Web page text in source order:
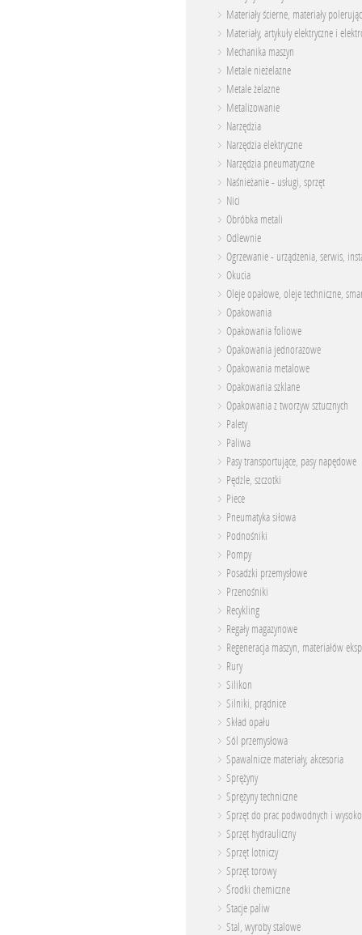
Materiały ścierne, materiały
Materiały, artykuły elektryczne i
Mechanika maszyn
Metale nieżelazne
Metale żelazne
Metalizowanie
Narzędzia
Narzędzia elektryczne
Narzędzia pneumatyczne
Naśnieżanie - usługi, sprzęt
Nici
Obróbka metali
Odlewnie
Ogrzewanie - urządzenia, serwis,
Okucia
Oleje opałowe, oleje techniczne,
Opakowania
Opakowania foliowe
Opakowania jednorazowe
Opakowania metalowe
Opakowania szklane
Opakowania z tworzyw sztucznych
Palety
Paliwa
Pasy transportujące, pasy napędowe
Pędzle, szczotki
Piece
Pneumatyka siłowa
Podnośniki
Pompy
Posadzki przemysłowe
Przenośniki
Recykling
Regały magazynowe
Regeneracja maszyn, materiałów
Rury
Silikon
Silniki, prądnice
Skład opału
Sól przemysłowa
Spawalnicze materiały, akcesoria
Sprężyny
Sprężyny techniczne
Sprzęt do prac podwodnych i
Sprzęt hydrauliczny
Sprzęt lotniczy
Sprzęt torowy
Środki chemiczne
Stacje paliw
Stal, wyroby stalowe